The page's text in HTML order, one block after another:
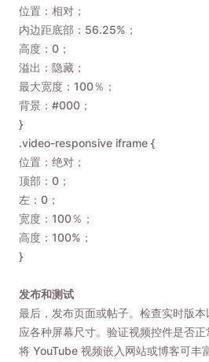
位置：相对；
内边距底部：56.25%；
高度：0；
溢出：隐藏；
最大宽度：100％；
背景：#000；
}
.video-responsive iframe {
位置：绝对；
顶部：0；
左：0；
宽度：100％；
高度：100%；
}
发布和测试
最后，发布页面或帖子。检查实时版
应各种屏幕尺寸。验证视频控件是否正
将 YouTube 视频嵌入网站或博客可丰